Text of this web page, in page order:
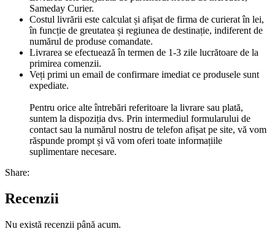
Sameday Curier.
Costul livrării este calculat și afișat de firma de curierat în lei,
în funcție de greutatea și regiunea de destinație, indiferent de
numărul de produse comandate.
Livrarea se efectuează în termen de 1-3 zile lucrătoare de la
primirea comenzii.
Veți primi un email de confirmare imediat ce produsele sunt
expediate.
Pentru orice alte întrebări referitoare la livrare sau plată,
suntem la dispoziția dvs. Prin intermediul formularului de
contact sau la numărul nostru de telefon afișat pe site, vă vom
răspunde prompt și vă vom oferi toate informațiile
suplimentare necesare.
Share:
Recenzii
Nu există recenzii până acum.